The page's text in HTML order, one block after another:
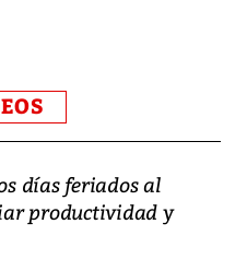
días feriados al
productividad y